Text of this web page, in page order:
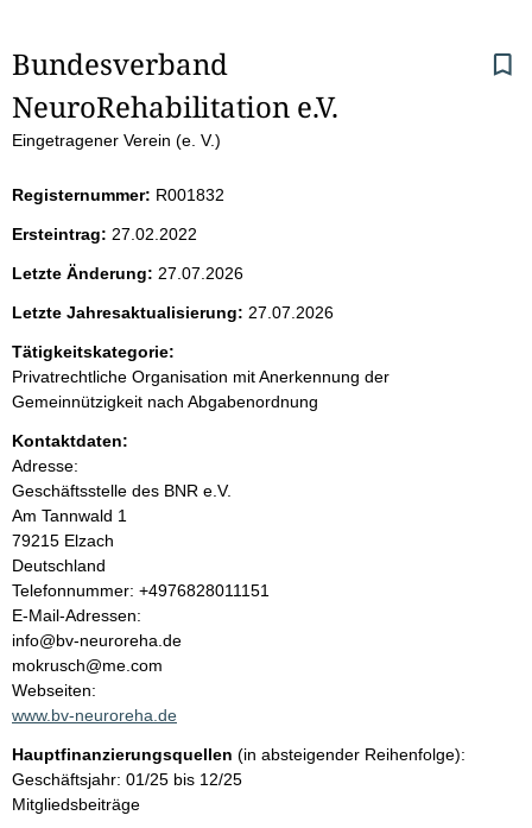
S
e
t
e
n
i
n
h
a
l
t
Bundesverband
NeuroRehabilitation e.V.
Eingetragener Verein (e. V.)
Registernummer: R001832
Ersteintrag: 27.02.2022
Letzte Änderung: 27.07.2026
Letzte Jahresaktualisierung: 27.07.2026
Tätigkeitskategorie:
Privatrechtliche Organisation mit Anerkennung der
Gemeinnützigkeit nach Abgabenordnung
Kontaktdaten:
Adresse:
Geschäftsstelle des BNR e.V.
Am Tannwald 1
79215 Elzach
Deutschland
K
o
n
t
a
k
i
n
f
Telefonnummer: +4976828011151
E-Mail-Adressen:
info@bv-neuroreha.de
mokrusch@me.com
Webseiten:
www.bv-neuroreha.de
Hauptfinanzierungsquellen (in absteigender Reihenfolge):
Geschäftsjahr: 01/25 bis 12/25
Mitgliedsbeiträge